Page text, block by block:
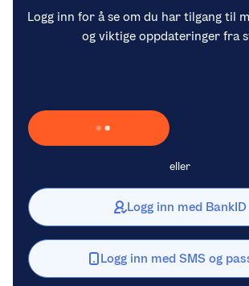
Logg inn for å se om du har tilgang til
og viktige oppdateringer fra
Laster inn Vipps …
eller
Logg inn med BankID
Logg inn med SMS og